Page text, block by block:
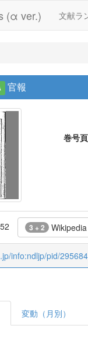
(α ver.) 文献ラ
官報
巻号
3 + 2 Wikipedia
info:ndljp/pid/
変動（月別）